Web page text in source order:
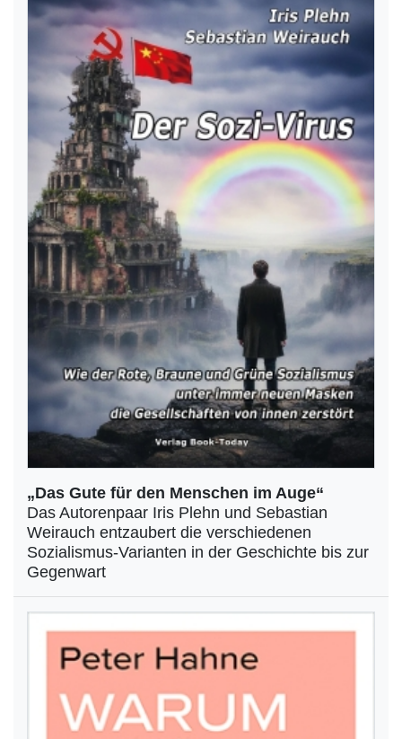
„Das Gute für den Menschen im Auge“
Das Autorenpaar Iris Plehn und Sebastian
Weirauch entzaubert die verschiedenen
Sozialismus-Varianten in der Geschichte bis zur
Gegenwart